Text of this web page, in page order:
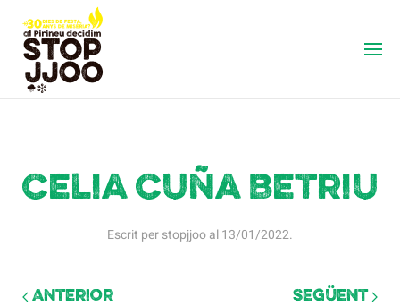
Celia Cuña Betriu
Escrit perstopjjooal13/01/2022.
Anterior Següent